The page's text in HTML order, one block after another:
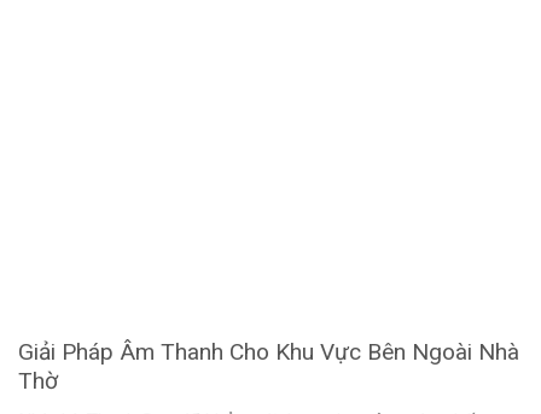
Giải Pháp Âm Thanh Cho Khu Vực Bên Ngoài Nhà
Thờ